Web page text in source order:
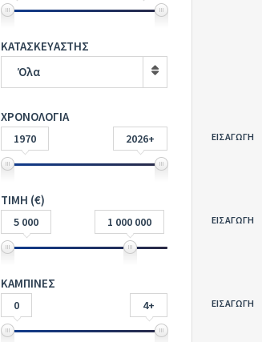
ΚΑΤΑΣΚΕΥΑΣΤΗΣ
Όλα
ΧΡΟΝΟΛΟΓΙΑ
ΕΙΣΑΓΩΓΗ
1970 2026+
ΤΙΜΗ (€)
ΕΙΣΑΓΩΓΗ
5 000 1 000 000
ΚΑΜΠΙΝΕΣ
ΕΙΣΑΓΩΓΗ
0 4+